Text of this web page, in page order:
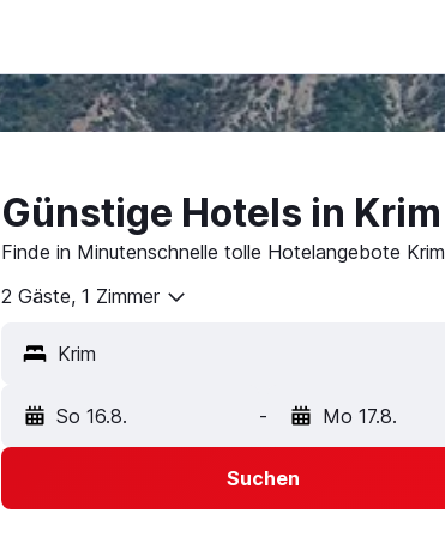
Günstige Hotels in Krim
Finde in Minutenschnelle tolle Hotelangebote Krim
2 Gäste, 1 Zimmer
So 16.8. - Mo 17.8.
Suchen